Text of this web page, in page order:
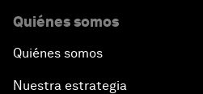
Quiénes somos
Quiénes somos
Nuestra estrategia